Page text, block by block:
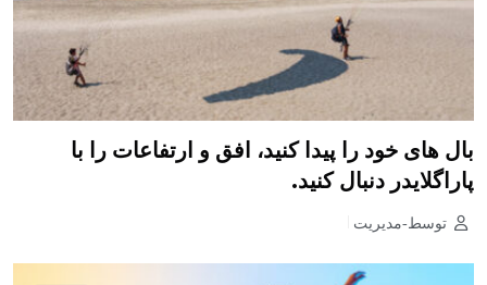
بال های خود را پیدا کنید، افق و ارتفاعات را با
پاراگلایدر دنبال کنید.
توسط-مدیریت